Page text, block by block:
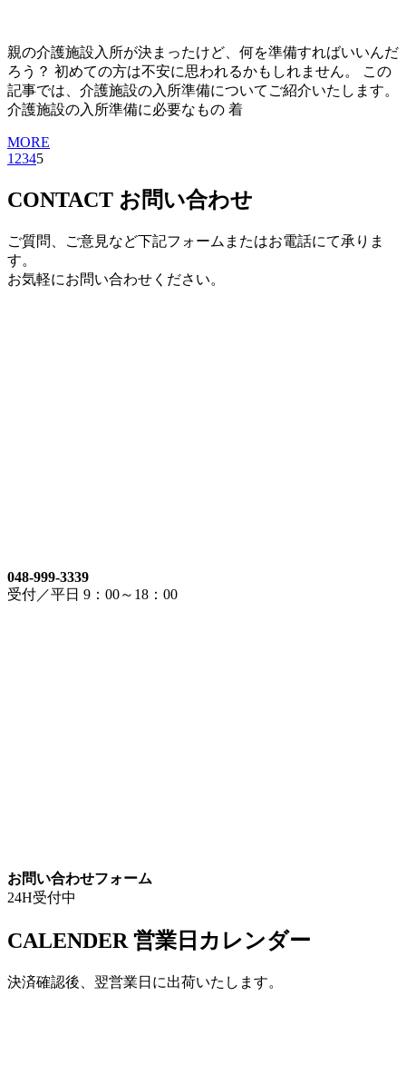
親の介護施設入所が決まったけど、何を準備すればいいんだ
ろう？ 初めての方は不安に思われるかもしれません。 この
記事では、介護施設の入所準備についてご紹介いたします。
介護施設の入所準備に必要なもの 着
MORE
1 2345
CONTACT お問い合わせ
ご質問、ご意見など下記フォームまたはお電話にて承りま
す。
お気軽にお問い合わせください。
048-999-3339
受付／平日 9：00～18：00
お問い合わせフォーム
24H受付中
CALENDER 営業日カレンダー
決済確認後、翌営業日に出荷いたします。